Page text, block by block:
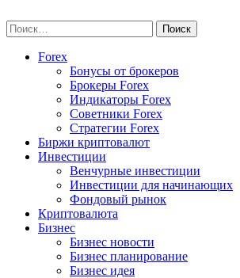
to
content
Найти:
Forex
Бонусы от брокеров
Брокеры Forex
Индикаторы Forex
Советники Forex
Стратегии Forex
Биржи криптовалют
Инвестиции
Венчурные инвестиции
Инвестиции для начинающих
Фондовый рынок
Криптовалюта
Бизнес
Бизнес новости
Бизнес планирование
Бизнес идея